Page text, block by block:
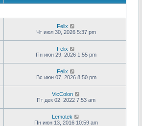
Felix
Чт июл 30, 2026 5:37 pm
Felix
Пн июн 29, 2026 1:55 pm
Felix
Вс июн 07, 2026 8:50 pm
VicColon
Пт дек 02, 2022 7:53 am
Lemotek
Пн июн 13, 2016 10:59 am